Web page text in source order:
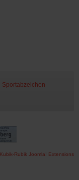
Sportabzeichen
Kubik-Rubik Joomla! Extensions